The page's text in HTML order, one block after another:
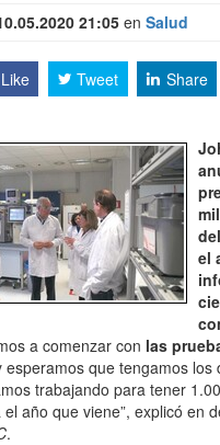
21:05 en Salud
Like Tweet Share
el
a comenzar con las
esperamos que tengamos los
trabajando para tener
año que viene”, explicó en
.